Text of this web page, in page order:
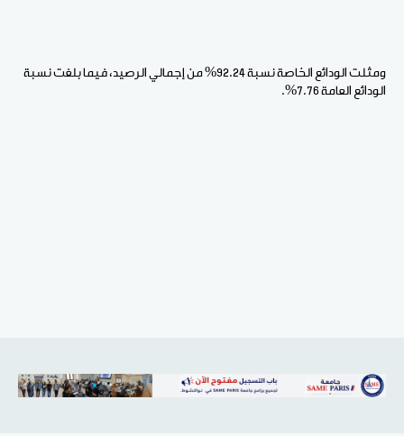
ومثلت الودائع الخاصة نسبة 92.24% من إجمالي الرصيد، فيما بلغت نسبة
الودائع العامة 7.76%.